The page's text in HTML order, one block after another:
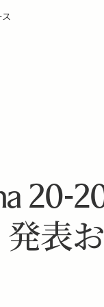
ス
20-
発表